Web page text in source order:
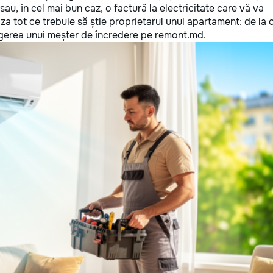
în cel mai bun caz, o factură la electricitate care vă va
tot ce trebuie să știe proprietarul unui apartament: de la
unui meșter de încredere pe remont.md.